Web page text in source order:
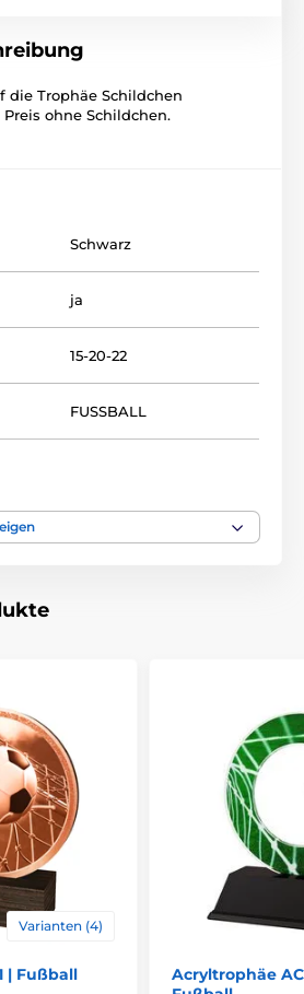
die Trophäe Schildchen
ohne Schildchen.
Schwarz
ja
15-20-22
FUSSBALL
Varianten (4)
| Fußball
Acryltrophäe